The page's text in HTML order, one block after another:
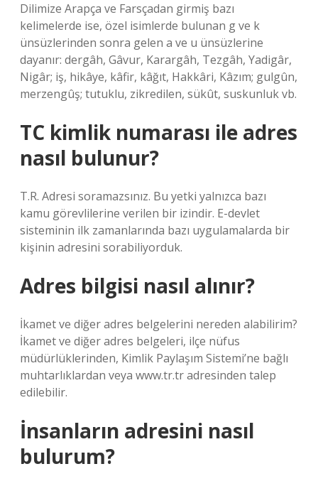
Dilimize Arapça ve Farsçadan girmiş bazı
kelimelerde ise, özel isimlerde bulunan g ve k
ünsüzlerinden sonra gelen a ve u ünsüzlerine
dayanır: dergâh, Gâvur, Karargâh, Tezgâh, Yadigâr,
Nigâr; iş, hikâye, kâfir, kâğıt, Hakkâri, Kâzım; gulgûn,
merzengûş; tutuklu, zikredilen, sükût, suskunluk vb.
TC kimlik numarası ile adres
nasıl bulunur?
T.R. Adresi soramazsınız. Bu yetki yalnızca bazı
kamu görevlilerine verilen bir izindir. E-devlet
sisteminin ilk zamanlarında bazı uygulamalarda bir
kişinin adresini sorabiliyorduk.
Adres bilgisi nasıl alınır?
İkamet ve diğer adres belgelerini nereden alabilirim?
İkamet ve diğer adres belgeleri, ilçe nüfus
müdürlüklerinden, Kimlik Paylaşım Sistemi’ne bağlı
muhtarlıklardan veya www.tr.tr adresinden talep
edilebilir.
İnsanların adresini nasıl
bulurum?